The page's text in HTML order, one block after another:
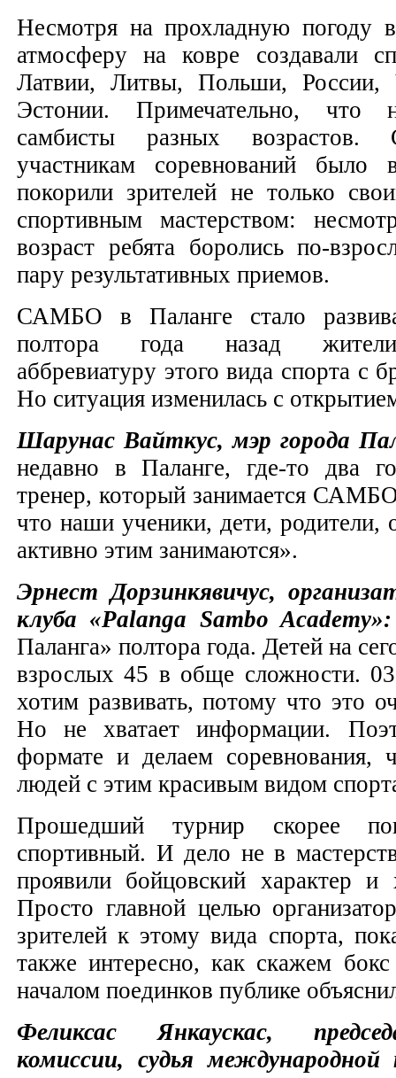
Несмотря на прохладную погоду
атмосферу на ковре создавали
Латвии, Литвы, Польши,
Эстонии. Примечательно,
самбисты разных
участникам соревнований
покорили зрителей не только
спортивным мастерством:
возраст ребята боролись по-
пару результативных приемов.
САМБО в Паланге стало
полтора года назад жители
аббревиатуру этого вида спорта с
Но ситуация изменилась с
Шарунас Вайткус, мэр города
недавно в Паланге, где-то два
тренер, который занимается
что наши ученики, дети, родители,
активно этим занимаются».
Эрнест Дорзинкявичус,
клуба «Palanga Sambo Academy»:
Паланга» полтора года. Детей на
взрослых 45 в обще
хотим развивать, потому что это
Но не хватает информации.
формате и делаем соревнования,
людей с этим красивым видом
Прошедший турнир скорее
спортивный. И дело не в
проявили бойцовский характер
Просто главной целью
зрителей к этому вида спорта,
также интересно, как скажем
началом поединков публике
Феликсас Янкаускас,
комиссии, судья международной